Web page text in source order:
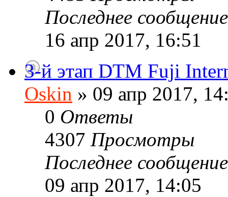
Последнее
16 апр 2017, 16:51
3-й этап DTM Fuji
Oskin » 09 апр 2017,
0 Ответы
4307 Просмотры
Последнее
09 апр 2017, 14:05